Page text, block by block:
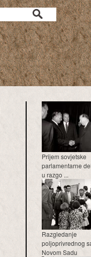
Prijem sovjetske
parlamentarne
u razgo ...
Razgledanje
poljoprivrednog
Novom Sadu